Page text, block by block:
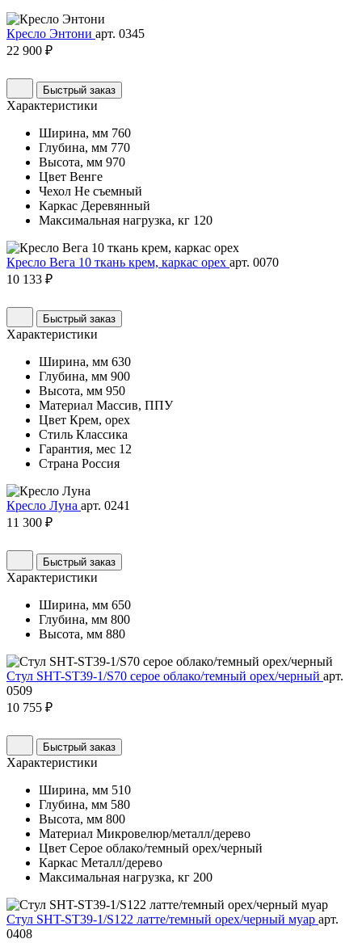
Кресло Энтони арт. 0345
22 900 ₽
Быстрый заказ
Характеристики
Ширина, мм 760
Глубина, мм 770
Высота, мм 970
Цвет Венге
Чехол Не съемный
Каркас Деревянный
Максимальная нагрузка, кг 120
Кресло Вега 10 ткань крем, каркас орех арт. 0070
10 133 ₽
Быстрый заказ
Характеристики
Ширина, мм 630
Глубина, мм 900
Высота, мм 950
Материал Массив, ППУ
Цвет Крем, орех
Стиль Классика
Гарантия, мес 12
Страна Россия
Кресло Луна арт. 0241
11 300 ₽
Быстрый заказ
Характеристики
Ширина, мм 650
Глубина, мм 800
Высота, мм 880
Стул SHT-ST39-1/S70 серое облако/темный орех/черный арт.
0509
10 755 ₽
Быстрый заказ
Характеристики
Ширина, мм 510
Глубина, мм 580
Высота, мм 800
Материал Микровелюр/металл/дерево
Цвет Серое облако/темный орех/черный
Каркас Металл/дерево
Максимальная нагрузка, кг 200
Стул SHT-ST39-1/S122 латте/темный орех/черный муар арт.
0408